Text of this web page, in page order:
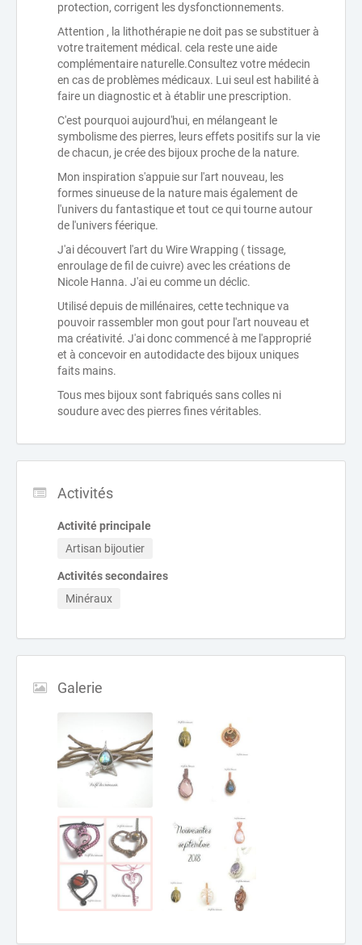
protection, corrigent les dysfonctionnements.
Attention , la lithothérapie ne doit pas se substituer à
votre traitement médical. cela reste une aide
complémentaire naturelle.Consultez votre médecin
en cas de problèmes médicaux. Lui seul est habilité à
faire un diagnostic et à établir une prescription.
C'est pourquoi aujourd'hui, en mélangeant le
symbolisme des pierres, leurs effets positifs sur la vie
de chacun, je crée des bijoux proche de la nature.
Mon inspiration s'appuie sur l'art nouveau, les
formes sinueuse de la nature mais également de
l'univers du fantastique et tout ce qui tourne autour
de l'univers féerique.
J'ai découvert l'art du Wire Wrapping ( tissage,
enroulage de fil de cuivre) avec les créations de
Nicole Hanna. J'ai eu comme un déclic.
Utilisé depuis de millénaires, cette technique va
pouvoir rassembler mon gout pour l'art nouveau et
ma créativité. J'ai donc commencé à me l'approprié
et à concevoir en autodidacte des bijoux uniques
faits mains.
Tous mes bijoux sont fabriqués sans colles ni
soudure avec des pierres fines véritables.
Activités
Activité principale
Artisan bijoutier
Activités secondaires
Minéraux
Galerie